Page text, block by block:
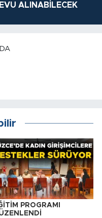
ALINABİLECEK
PROGRAMI